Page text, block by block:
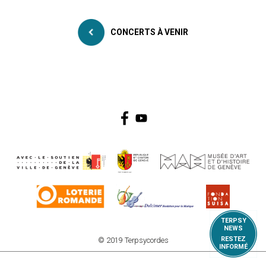
CONCERTS À VENIR
© 2019 Terpsycordes
TERPSY
NEWS
RESTEZ
INFORMÉ